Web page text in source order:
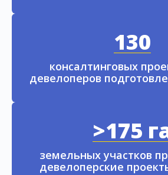
130
консалтинговых
девелоперов
>175
земельных участков
девелоперские